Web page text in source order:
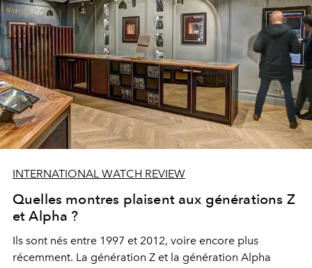
INTERNATIONAL WATCH REVIEW
Quelles montres plaisent aux générations Z
et Alpha ?
Ils sont nés entre 1997 et 2012, voire encore plus
récemment. La génération Z et la génération Alpha